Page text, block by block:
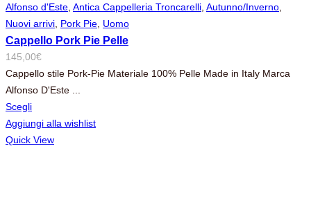
Alfonso d'Este Antica Cappelleria Troncarelli Autunno/Inverno
Nuovi arrivi Pork Pie Uomo
Cappello Pork Pie Pelle
145,00€
Cappello stile Pork-Pie Materiale 100% Pelle Made in Italy Marca
Alfonso D'Este ...
Scegli
Aggiungi alla wishlist
Quick View